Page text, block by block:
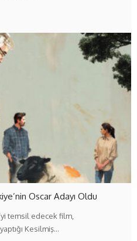
Oscar Adayı Oldu
temsil edecek film,
Kesilmiş…